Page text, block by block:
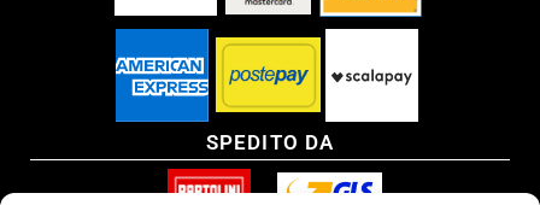
SPEDITO DA